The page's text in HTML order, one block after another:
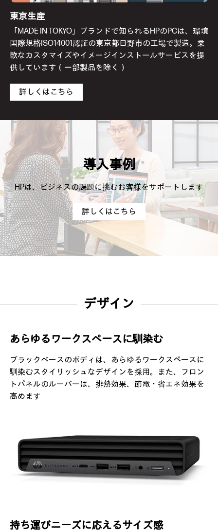
東京生産
「MADE IN TOKYO」ブランドで知られるHPのPCは、環境
国際規格ISO14001認証の東京都日野市の工場で製造。柔
軟なカスタマイズやイメージインストールサービスを提
供しています（一部製品を除く）
詳しくはこちら
導入事例
HPは、ビジネスの課題に挑むお客様をサポートします
詳しくはこちら
デザイン
あらゆるワークスペースに馴染む
ブラックベースのボディは、あらゆるワークスペースに
馴染むスタイリッシュなデザインを採用。また、フロン
トパネルのルーバーは、排熱効果、節電・省エネ効果を
高めます
持ち運びニーズに応えるサイズ感